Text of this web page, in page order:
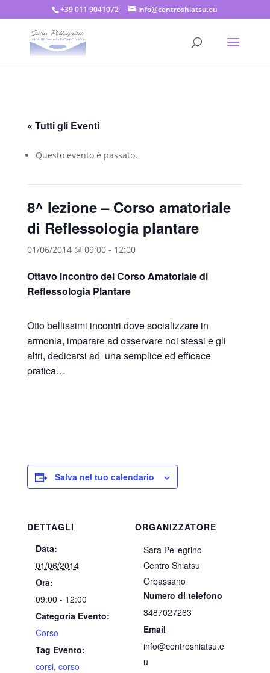
+39 011 9041072 info@centroshiatsu.eu
« Tutti gli Eventi
Questo evento è passato.
8^ lezione – Corso amatoriale
di Reflessologia plantare
01/06/2014 @ 09:00- 12:00
Ottavo incontro del Corso Amatoriale di
Reflessologia Plantare
Otto bellissimi incontri dove socializzare in
armonia, imparare ad osservare noi stessi e gli
altri, dedicarsi ad una semplice ed efficace
pratica…
Salva nel tuo calendario
DETTAGLI
Data:
01/06/2014
Ora:
09:00 - 12:00
Categoria Evento:
Corso
Tag Evento:
corsi, corso
ORGANIZZATORE
Sara Pellegrino
Centro Shiatsu
Orbassano
Numero di telefono
3487027263
Email
info@centroshiatsu.e
u